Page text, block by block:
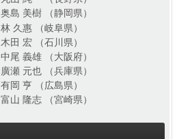
奥島 美樹 （静岡県）
林 久惠 （岐阜県）
木田 宏 （石川県）
中尾 義雄 （大阪府）
廣瀬 元也 （兵庫県）
有岡 亨 （広島県）
富山 隆志 （宮崎県）